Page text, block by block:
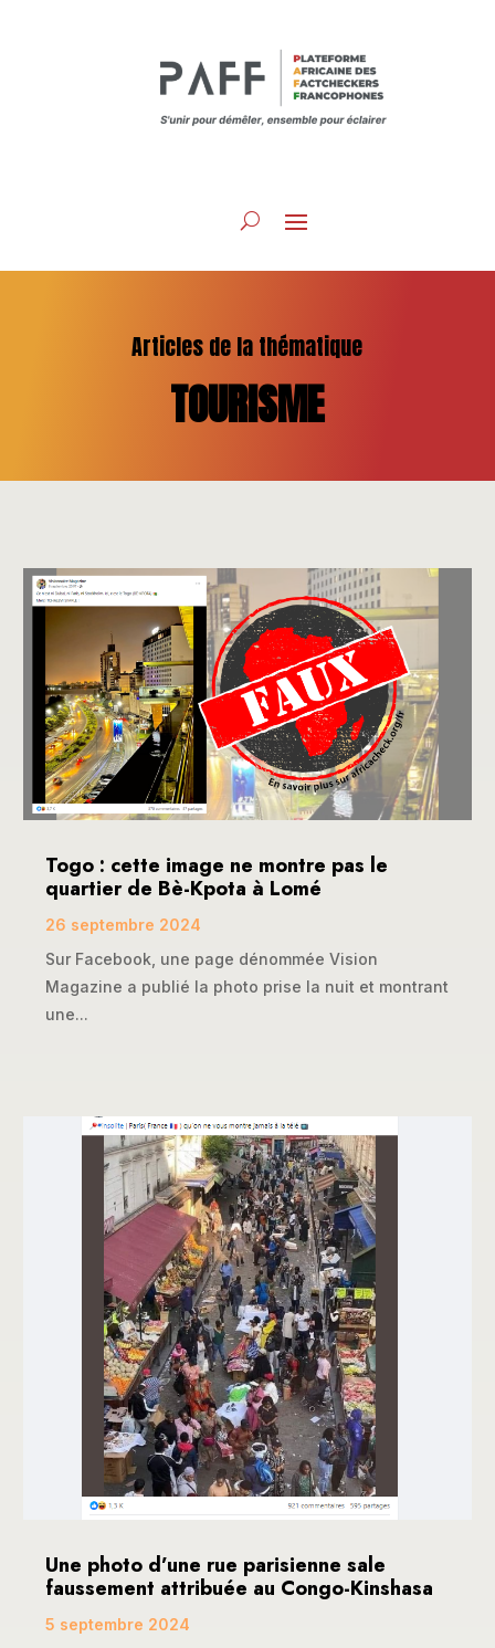
Articles de la thématique
TOURISME
Togo : cette image ne montre pas le
quartier de Bè-Kpota à Lomé
26 septembre 2024
Sur Facebook, une page dénommée Vision
Magazine a publié la photo prise la nuit et montrant
une...
Une photo d’une rue parisienne sale
faussement attribuée au Congo-Kinshasa
5 septembre 2024